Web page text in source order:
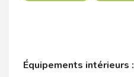
Équipements intérieurs :